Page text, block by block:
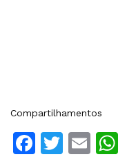
Compartilhamentos
Facebook
Twitter